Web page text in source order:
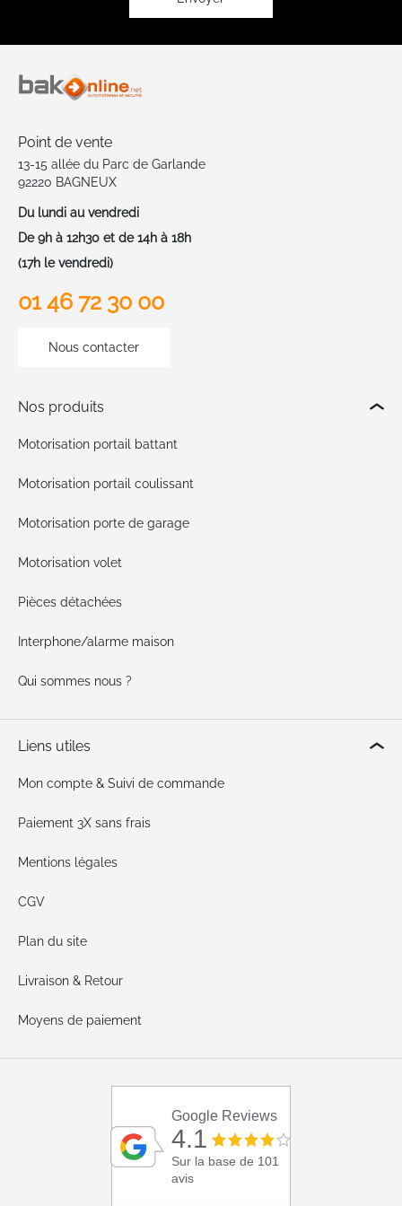
Point de vente
13-15 allée du Parc de Garlande
92220 BAGNEUX
Du lundi au vendredi
De 9h à 12h30 et de 14h à 18h
(17h le vendredi)
01 46 72 30 00
Nous contacter
Nos produits
Motorisation portail battant
Motorisation portail coulissant
Motorisation porte de garage
Motorisation volet
Pièces détachées
Interphone/alarme maison
Qui sommes nous ?
Liens utiles
Mon compte & Suivi de commande
Paiement 3X sans frais
Mentions légales
CGV
Plan du site
Livraison & Retour
Moyens de paiement
Google Reviews
4.1
Sur la base de 101
avis